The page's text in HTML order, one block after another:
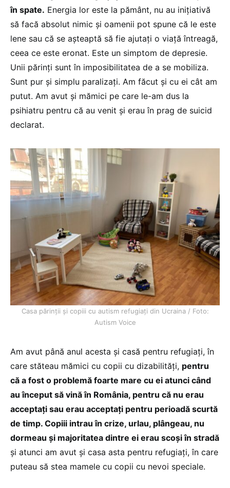
în spate. Energia lor este la pământ, nu au inițiativă
să facă absolut nimic și oamenii pot spune că le este
lene sau că se așteaptă să fie ajutați o viață întreagă,
ceea ce este eronat. Este un simptom de depresie.
Unii părinți sunt în imposibilitatea de a se mobiliza.
Sunt pur și simplu paralizați. Am făcut și cu ei cât am
putut. Am avut și mămici pe care le-am dus la
psihiatru pentru că au venit și erau în prag de suicid
declarat.
Casa părinții și copiii cu autism refugiați din Ucraina / Foto:
Autism Voice
Am avut până anul acesta și casă pentru refugiați, în
care stăteau mămici cu copii cu dizabilități, pentru
că a fost o problemă foarte mare cu ei atunci când
au început să vină în România, pentru că nu erau
acceptați sau erau acceptați pentru perioadă scurtă
de timp. Copiii intrau în crize, urlau, plângeau, nu
dormeau și majoritatea dintre ei erau scoși în stradă
și atunci am avut și casa asta pentru refugiați, în care
puteau să stea mamele cu copii cu nevoi speciale.